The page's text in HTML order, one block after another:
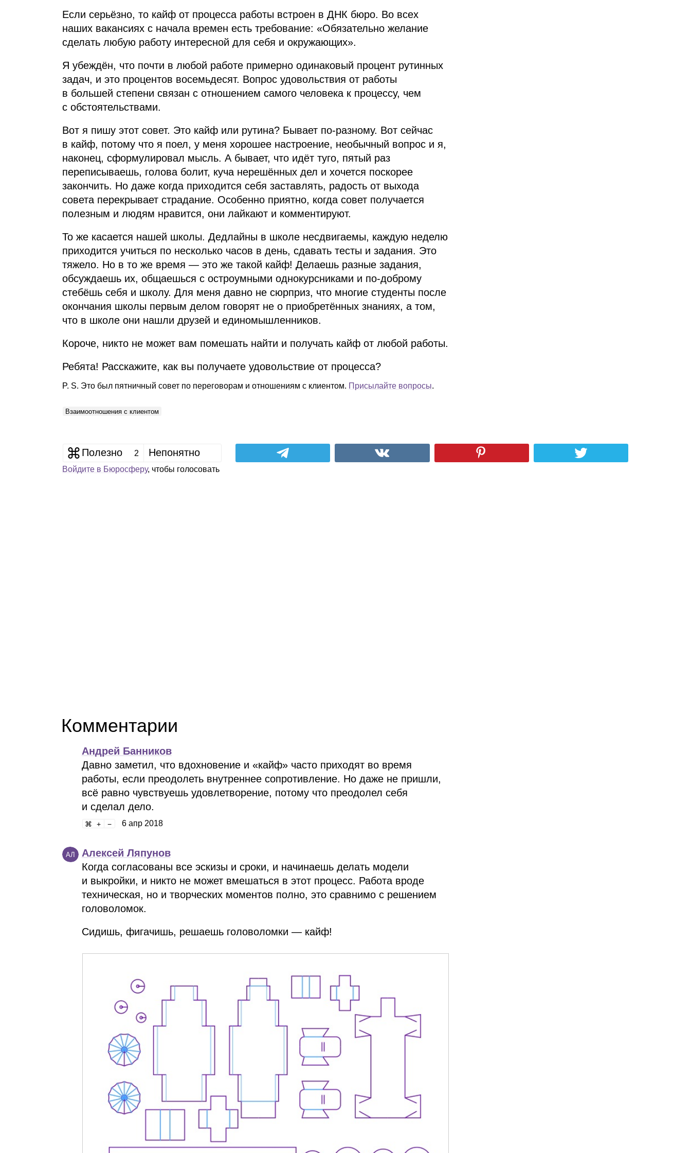
Если серьёзно, то кайф от процесса работы встроен в ДНК бюро. Во всех
наших вакансиях с начала времен есть требование: «Обязательно желание
сделать любую работу интересной для себя и окружающих».
Я убеждён, что почти в любой работе примерно одинаковый процент рутинных
задач, и это процентов восемьдесят. Вопрос удовольствия от работы
в большей степени связан с отношением самого человека к процессу, чем
с обстоятельствами.
Вот я пишу этот совет. Это кайф или рутина? Бывает по‑разному. Вот сейчас
в кайф, потому что я поел, у меня хорошее настроение, необычный вопрос и я,
наконец, сформулировал мысль. А бывает, что идёт туго, пятый раз
переписываешь, голова болит, куча нерешённых дел и хочется поскорее
закончить. Но даже когда приходится себя заставлять, радость от выхода
совета перекрывает страдание. Особенно приятно, когда совет получается
полезным и людям нравится, они лайкают и комментируют.
То же касается нашей школы. Дедлайны в школе несдвигаемы, каждую неделю
приходится учиться по несколько часов в день, сдавать тесты и задания. Это
тяжело. Но в то же время — это же такой кайф! Делаешь разные задания,
обсуждаешь их, общаешься с остроумными однокурсниками и по‑доброму
стебёшь себя и школу. Для меня давно не сюрприз, что многие студенты после
окончания школы первым делом говорят не о приобретённых знаниях, а том,
что в школе они нашли друзей и единомышленников.
Короче, никто не может вам помешать найти и получать кайф от любой работы.
Ребята! Расскажите, как вы получаете удовольствие от процесса?
P. S. Это был пятничный совет по переговорам и отношениям с клиентом. Присылайте вопросы.
Взаимоотношения с клиентом
Полезно 2 Непонятно
Войдите в Бюросферу, чтобы голосовать
Комментарии
Андрей Банников
Давно заметил, что вдохновение и «кайф» часто приходят во время
работы, если преодолеть внутреннее сопротивление. Но даже не пришли,
всё равно чувствуешь удовлетворение, потому что преодолел себя
и сделал дело.
6 апр 2018
АЛ
Алексей Ляпунов
Когда согласованы все эскизы и сроки, и начинаешь делать модели
и выкройки, и никто не может вмешаться в этот процесс. Работа вроде
техническая, но и творческих моментов полно, это сравнимо с решением
головоломок.
Сидишь, фигачишь, решаешь головоломки — кайф!